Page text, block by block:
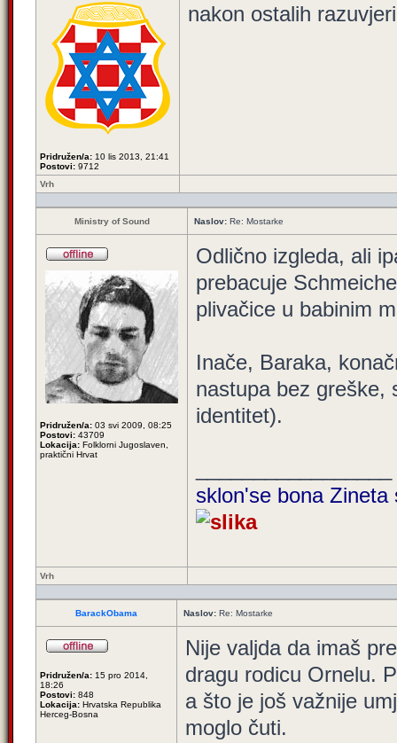
Pridružen/a: 10 lis 2013, 21:41
Postovi: 9712
nakon ostalih
Vrh
Ministry of Sound Naslov: Re: Mostarke
Pridružen/a: 03 svi 2009, 08:25
Postovi: 43709
Lokacija: Folklorni Jugoslaven,
praktični Hrvat
Odlično izgleda, ali
prebacuje
plivačice u babinim
Inače, Baraka,
nastupa bez greške,
identitet).
sklon'se bona
Vrh
BarackObama Naslov: Re: Mostarke
Pridružen/a: 15 pro 2014,
18:26
Postovi: 848
Lokacija: Hrvatska Republika
Herceg-Bosna
Nije valjda da imaš
dragu rodicu Ornelu.
a što je još važnije
moglo čuti.